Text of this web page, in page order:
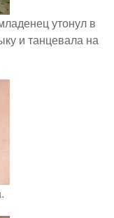
утонул в
и танцевала на